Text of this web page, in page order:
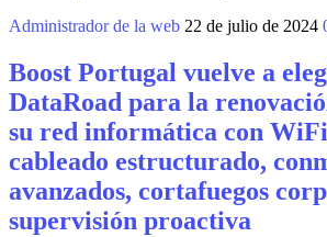
Administrador de la web 22 de julio de 2024
Boost Portugal vuelve a
DataRoad para la
su red informática con
cableado estructurado,
avanzados, cortafuegos
supervisión proactiva